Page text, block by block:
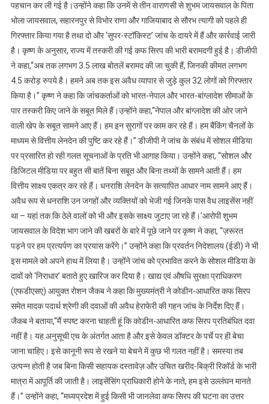
पहचान कर ली गई है।उन्होंने कहा कि उनमें से तीन वाराणसी से शुभम जायसवाल के पिता
भोला जायसवाल, सहारनपुर से विभोर राणा और गाजियाबाद से सौरभ त्यागी को पहले ही
गिरफ्तार किया गया है तथा दो और ‘सुपर-स्टॉकिस्ट’ जांच के दायरे में हैं और कार्रवाई जारी
है। कृष्ण के अनुसार, राज्य में तस्करी की गई कफ सिरप की भारी बरामदगी हुई है। डीजीपी
ने कहा,‘‘अब तक लगभग 3.5 लाख बोतलें बरामद की जा चुकी हैं, जिनकी कीमत लगभग
4.5 करोड़ रुपये है। हमने अब तक इस अवैध व्यापार से जुड़े कुल 32 लोगों को गिरफ्तार
किया है।” कृष्ण ने कहा कि जांचकर्ताओं को भारत-नेपाल और भारत-बांग्लादेश सीमाओं के
पार तस्करी किए जाने के सबूत मिले हैं।उन्होंने कहा,‘‘नेपाल और बांग्लादेश की ओर जाने
वाली खेप के सबूत सामने आए हैं। हम इन सुरागों पर काम कर रहे हैं। हम बैंकिंग चैनलों के
माध्यम से वित्तीय लेनदेन की पुष्टि कर रहे हैं।’’ डीजीपी ने जांच के संबंध में सोशल मीडिया
पर प्रसारित हो रही गलत सूचनाओं के प्रति भी आगाह किया। उन्होंने कहा, ‘‘सोशल और
डिजिटल मीडिया पर बहुत सी बातें बिना सबूत और बिना तथ्यों के सामने आती हैं। हम
वित्तीय साक्ष्य एकत्र कर रहे हैं। धनराशि लेनदेन के सत्यापित आधार नाम सामने आए हैं।
अवैध रूप से धनराशि उन जगहों और व्यक्तियों को भेजी गई जिनके पास वैध लाइसेंस नहीं
था – यहां तक कि ठेले वालों को भी और इसके साक्ष्य जुटाए जा रहे हैं।’आरोपी शुभम
जायसवाल के विदेश भाग जाने की खबरों के बारे में पूछे जाने पर कृष्ण ने कहा, ‘‘ज़रूरत
पड़ने पर हम प्रत्यर्पण का प्रयास करेंगे।’’ उन्होंने कहा कि प्रवर्तन निदेशालय (ईडी) ने भी
इस मामले को अपने हाथ में लिया है। उन्होंने जांच को प्रभावित करने के सोशल मीडिया के
दावों को ‘निराधार’ बताते हुए खारिज कर दिया है। खाद्य एवं औषधि सुरक्षा प्राधिकरण
(एफडीएसए) आयुक्त रोशन जैकब ने कहा कि मुख्यमंत्री ने कोडीन-आधारित कफ सिरप
समेत मादक पदार्थ श्रेणी की दवाओं की अवैध हेराफेरी की गहन जांच के निर्देश दिए हैं।
जैकब ने बताया,‘‘मैं स्पष्ट करना चाहती हूं कि कोडीन-आधारित कफ सिरप प्रतिबंधित दवा
नहीं है। यह अनुसूची एच के अंतर्गत आता है और इसे केवल डॉक्टर के पर्चे पर ही बेचा
जाना चाहिए। इसे कानूनी रूप से रखने या बेचने में कुछ भी गलत नहीं है। समस्या तब
उत्पन्न होती है जब बिना किसी सहायक दस्तावेज़ और उचित खरीद-बिक्री रिकॉर्ड के भारी
मात्रा में आपूर्ति की जाती है। लाइसेंसिंग प्राधिकारी होने के नाते, हम इसे उल्लंघन मानते
हैं।’’ उन्होंने कहा, ‘‘मध्यप्रदेश में हुई किसी भी जानलेवा कफ सिरप की घटना का उत्तर